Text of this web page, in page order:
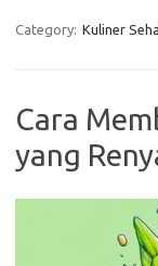
Category: Kuliner
Cara
yang